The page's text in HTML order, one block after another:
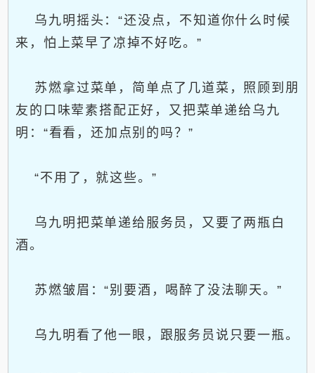
乌九明摇头：“还没点，不知道你什么时候
来，怕上菜早了凉掉不好吃。”
苏燃拿过菜单，简单点了几道菜，照顾到朋
友的口味荤素搭配正好，又把菜单递给乌九
明：“看看，还加点别的吗？”
“不用了，就这些。”
乌九明把菜单递给服务员，又要了两瓶白
酒。
苏燃皱眉：“别要酒，喝醉了没法聊天。”
乌九明看了他一眼，跟服务员说只要一瓶。